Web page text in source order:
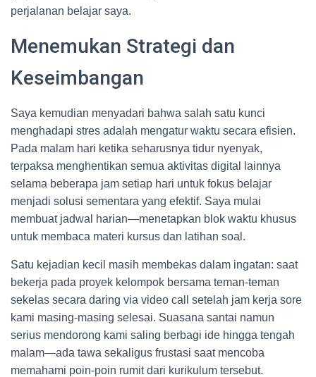
perjalanan belajar saya.
Menemukan Strategi dan
Keseimbangan
Saya kemudian menyadari bahwa salah satu kunci
menghadapi stres adalah mengatur waktu secara efisien.
Pada malam hari ketika seharusnya tidur nyenyak,
terpaksa menghentikan semua aktivitas digital lainnya
selama beberapa jam setiap hari untuk fokus belajar
menjadi solusi sementara yang efektif. Saya mulai
membuat jadwal harian—menetapkan blok waktu khusus
untuk membaca materi kursus dan latihan soal.
Satu kejadian kecil masih membekas dalam ingatan: saat
bekerja pada proyek kelompok bersama teman-teman
sekelas secara daring via video call setelah jam kerja sore
kami masing-masing selesai. Suasana santai namun
serius mendorong kami saling berbagi ide hingga tengah
malam—ada tawa sekaligus frustasi saat mencoba
memahami poin-poin rumit dari kurikulum tersebut.